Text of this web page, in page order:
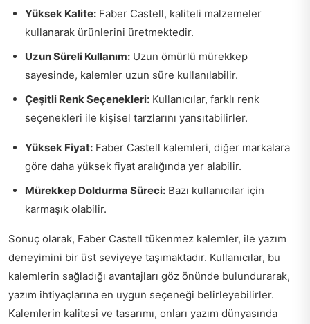
Yüksek Kalite: Faber Castell, kaliteli malzemeler
kullanarak ürünlerini üretmektedir.
Uzun Süreli Kullanım: Uzun ömürlü mürekkep
sayesinde, kalemler uzun süre kullanılabilir.
Çeşitli Renk Seçenekleri: Kullanıcılar, farklı renk
seçenekleri ile kişisel tarzlarını yansıtabilirler.
Yüksek Fiyat: Faber Castell kalemleri, diğer markalara
göre daha yüksek fiyat aralığında yer alabilir.
Mürekkep Doldurma Süreci: Bazı kullanıcılar için
karmaşık olabilir.
Sonuç olarak, Faber Castell tükenmez kalemler, ile yazım
deneyimini bir üst seviyeye taşımaktadır. Kullanıcılar, bu
kalemlerin sağladığı avantajları göz önünde bulundurarak,
yazım ihtiyaçlarına en uygun seçeneği belirleyebilirler.
Kalemlerin kalitesi ve tasarımı, onları yazım dünyasında